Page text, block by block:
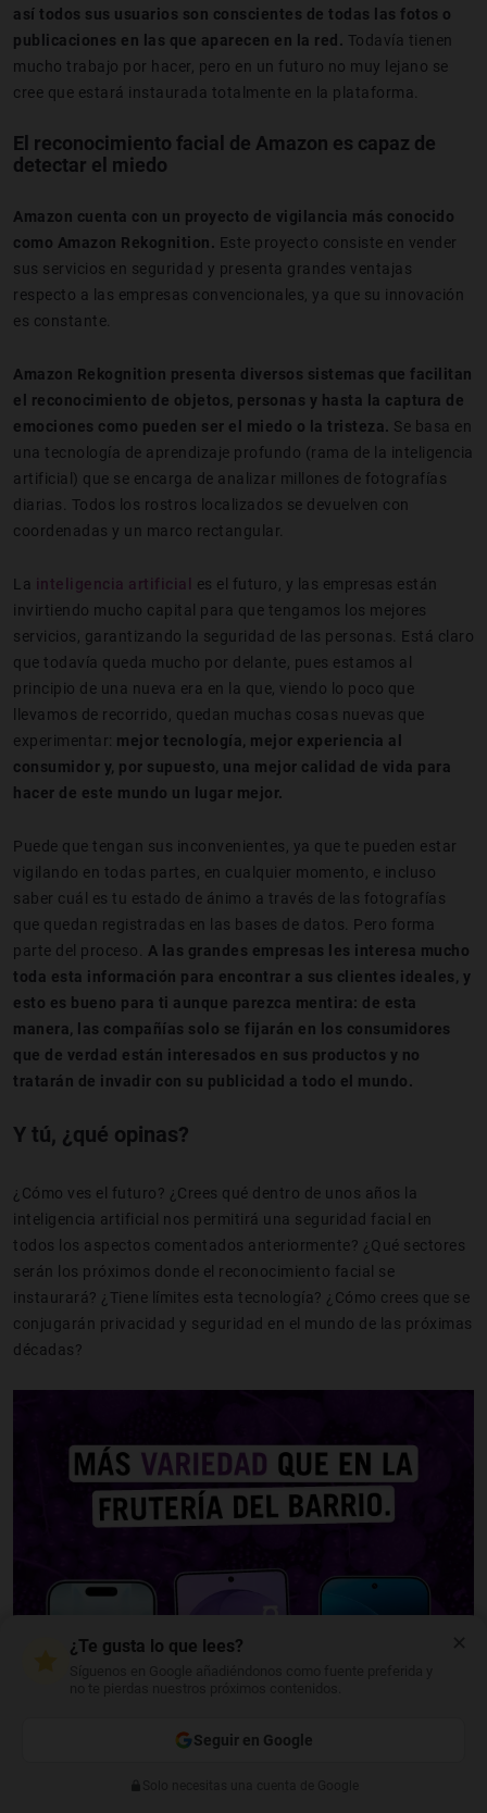
así todos sus usuarios son conscientes de todas las fotos o
publicaciones en las que aparecen en la red. Todavía tienen
mucho trabajo por hacer, pero en un futuro no muy lejano se
cree que estará instaurada totalmente en la plataforma.
El reconocimiento facial de Amazon es capaz de
detectar el miedo
Amazon cuenta con un proyecto de vigilancia más conocido
como Amazon Rekognition. Este proyecto consiste en vender
sus servicios en seguridad y presenta grandes ventajas
respecto a las empresas convencionales, ya que su innovación
es constante.
Amazon Rekognition presenta diversos sistemas que facilitan
el reconocimiento de objetos, personas y hasta la captura de
emociones como pueden ser el miedo o la tristeza. Se basa en
una tecnología de aprendizaje profundo (rama de la inteligencia
artificial) que se encarga de analizar millones de fotografías
diarias. Todos los rostros localizados se devuelven con
coordenadas y un marco rectangular.
La inteligencia artificial
es el futuro, y las empresas están
invirtiendo mucho capital para que tengamos los mejores
servicios, garantizando la seguridad de las personas. Está claro
que todavía queda mucho por delante, pues estamos al
principio de una nueva era en la que, viendo lo poco que
llevamos de recorrido, quedan muchas cosas nuevas que
experimentar: mejor tecnología, mejor experiencia al
consumidor y, por supuesto, una mejor calidad de vida para
hacer de este mundo un lugar mejor.
Puede que tengan sus inconvenientes, ya que te pueden estar
vigilando en todas partes, en cualquier momento, e incluso
saber cuál es tu estado de ánimo a través de las fotografías
que quedan registradas en las bases de datos. Pero forma
parte del proceso. A las grandes empresas les interesa mucho
toda esta información para encontrar a sus clientes ideales, y
esto es bueno para ti aunque parezca mentira: de esta
manera, las compañías solo se fijarán en los consumidores
que de verdad están interesados en sus productos y no
tratarán de invadir con su publicidad a todo el mundo.
Y tú, ¿qué opinas?
¿Cómo ves el futuro? ¿Crees qué dentro de unos años la
inteligencia artificial nos permitirá una seguridad facial en
todos los aspectos comentados anteriormente? ¿Qué sectores
serán los próximos donde el reconocimiento facial se
instaurará? ¿Tiene límites esta tecnología? ¿Cómo crees que se
conjugarán privacidad y seguridad en el mundo de las próximas
décadas?
¿Te gusta lo que lees?
Seguir en Google